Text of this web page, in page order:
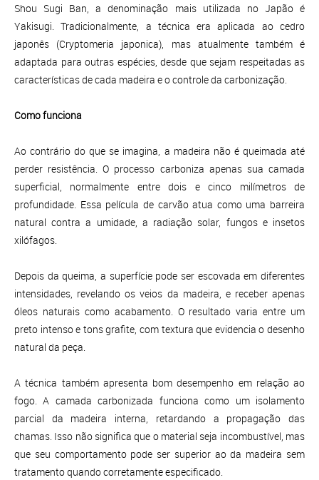
Shou Sugi Ban, a denominação mais utilizada no Japão é
Yakisugi. Tradicionalmente, a técnica era aplicada ao cedro
japonês (Cryptomeria japonica), mas atualmente também é
adaptada para outras espécies, desde que sejam respeitadas as
características de cada madeira e o controle da carbonização.
Como funciona
Ao contrário do que se imagina, a madeira não é queimada até
perder resistência. O processo carboniza apenas sua camada
superficial, normalmente entre dois e cinco milímetros de
profundidade. Essa película de carvão atua como uma barreira
natural contra a umidade, a radiação solar, fungos e insetos
xilófagos.
Depois da queima, a superfície pode ser escovada em diferentes
intensidades, revelando os veios da madeira, e receber apenas
óleos naturais como acabamento. O resultado varia entre um
preto intenso e tons grafite, com textura que evidencia o desenho
natural da peça.
A técnica também apresenta bom desempenho em relação ao
fogo. A camada carbonizada funciona como um isolamento
parcial da madeira interna, retardando a propagação das
chamas. Isso não significa que o material seja incombustível, mas
que seu comportamento pode ser superior ao da madeira sem
tratamento quando corretamente especificado.